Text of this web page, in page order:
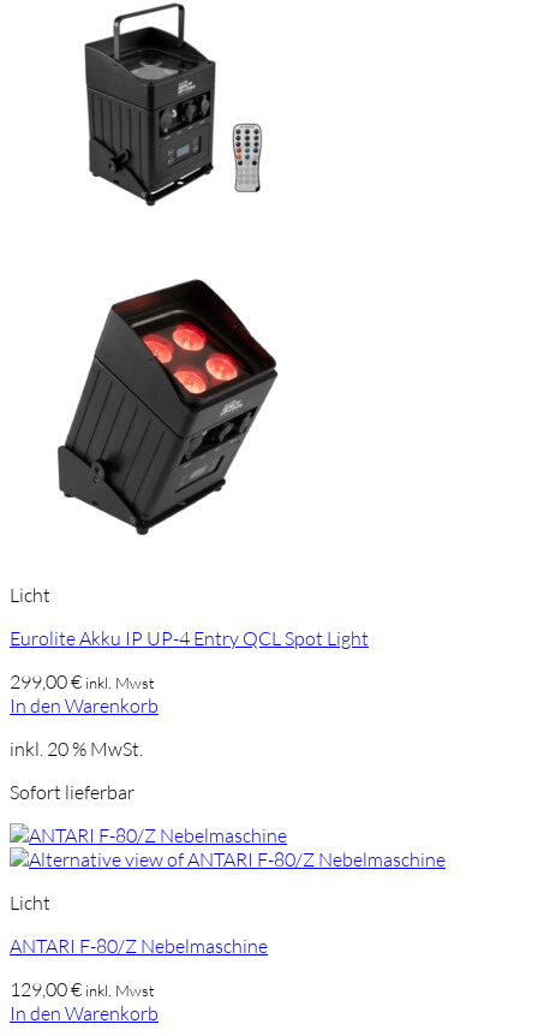
Licht
Eurolite Akku IP UP-4 Entry QCL Spot Light
299,00€ inkl. Mwst
In den Warenkorb
inkl. 20 % MwSt.
Sofort lieferbar
Licht
ANTARI F-80/Z Nebelmaschine
129,00€ inkl. Mwst
In den Warenkorb